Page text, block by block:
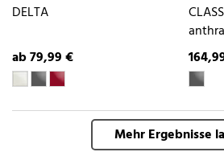
DELTA
ab 79,99 €
Mehr Ergebnisse